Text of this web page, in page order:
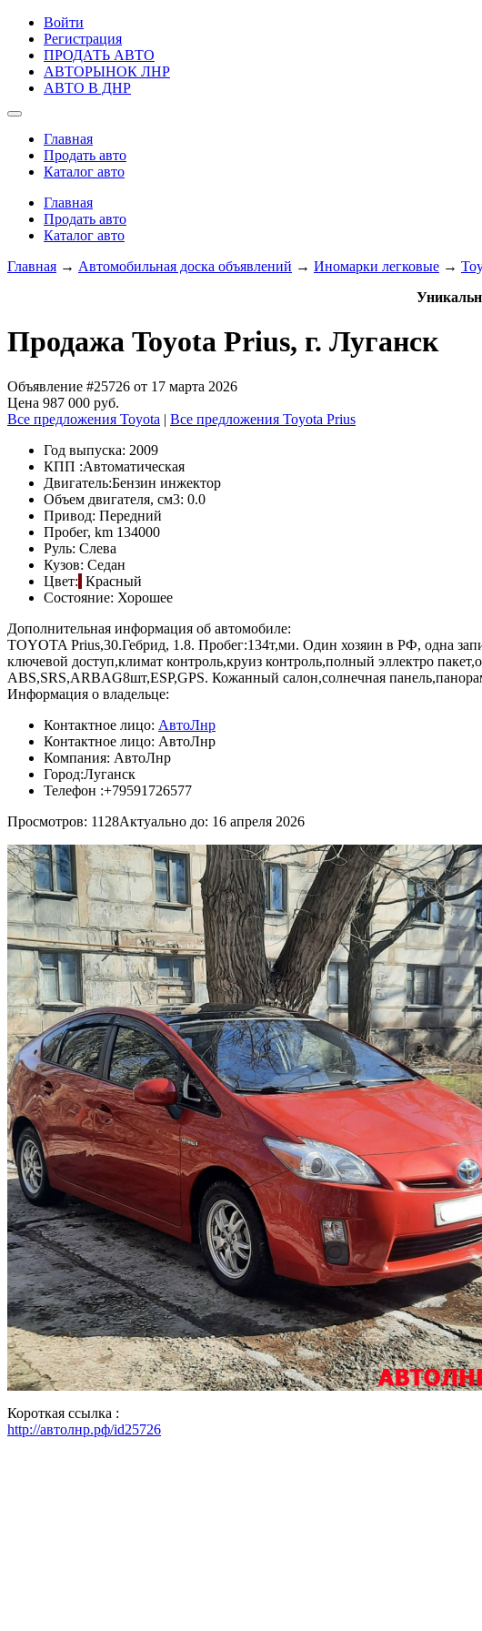
Войти
Регистрация
ПРОДАТЬ АВТО
АВТОРЫНОК ЛНР
АВТО В ДНР
Главная
Продать авто
Каталог авто
Главная
Продать авто
Каталог авто
Главная → Автомобильная доска объявлений → Иномарки легковые →
Продажа Toyota Prius, г. Луганск
Объявление #25726 от 17 марта 2026
Цена 987 000 руб.
Все предложения Toyota | Все предложения Toyota Prius
Год выпуска: 2009
КПП :Автоматическая
Двигатель:Бензин инжектор
Объем двигателя, см3: 0.0
Привод: Передний
Пробег, km 134000
Руль: Слева
Кузов: Седан
Цвет: Красный
Состояние: Хорошее
Дополнительная информация об автомобиле:
TOYOTA Prius,30.Гебрид, 1.8. Пробег:134т,ми. Один хозяин в РФ, одна
ключевой доступ,климат контроль,круиз контроль,полный эллектро
ABS,SRS,ARBAG8шт,ESP,GPS. Кожанный салон,солнечная
Информация о владельце:
Контактное лицо: АвтоЛнр
Контактное лицо: АвтоЛнр
Компания: АвтоЛнр
Город:Луганск
Телефон :+79591726577
Просмотров: 1128Актуально до: 16 апреля 2026
Короткая ссылка :
http://автолнр.рф/id25726